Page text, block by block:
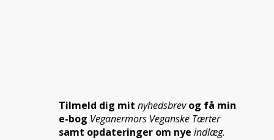
Tilmeld dig mit nyhedsbrev og få min
e-bog Veganermors Veganske Tærter
samt opdateringer om nye indlæg.